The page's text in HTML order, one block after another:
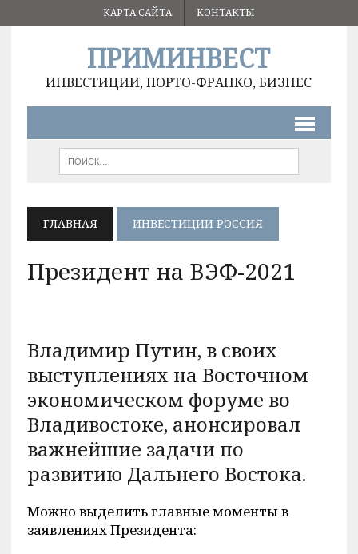
КАРТА САЙТА КОНТАКТЫ
ПРИМИНВЕСТ
ИНВЕСТИЦИИ, ПОРТО-ФРАНКО, БИЗНЕС
ГЛАВНАЯ ИНВЕСТИЦИИ РОССИЯ
Президент на ВЭФ-2021
Владимир Путин, в своих
выступлениях на Восточном
экономическом форуме во
Владивостоке, анонсировал
важнейшие задачи по
развитию Дальнего Востока.
Можно выделить главные моменты в
заявлениях Президента: